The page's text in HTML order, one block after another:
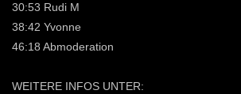
30:53 Rudi M
38:42 Yvonne
46:18 Abmoderation
WEITERE INFOS UNTER: